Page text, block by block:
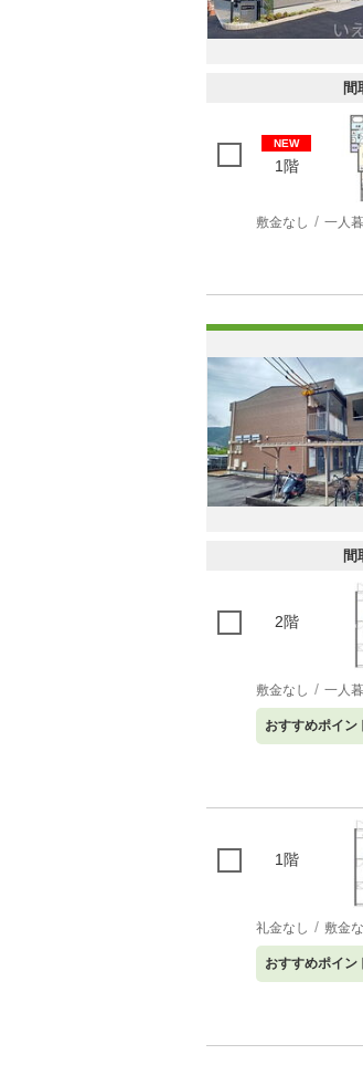
間
NEW
1階
敷金なし 一人
間
2階
敷金なし 一人
おすすめポイン
1階
礼金なし 敷金
おすすめポイン